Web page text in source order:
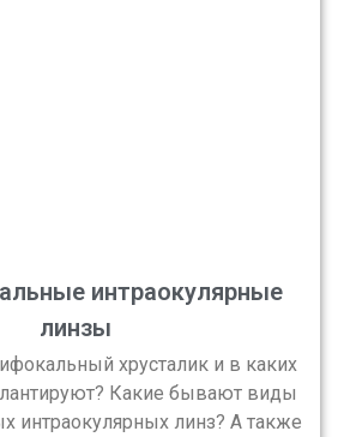
интраокулярные
линзы
хрусталик и в каких
Какие бывают виды
интраокулярных линз? А также